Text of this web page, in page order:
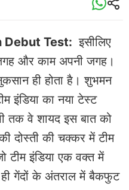
Debut Test: इसीलिए
और काम अपनी जगह।
ही होता है। शुभमन
इंडिया का नया टेस्ट
तक वे शायद इस बात को
दोस्ती की चक्कर में टीम
टीम इंडिया एक वक्त में
गेंदों के अंतराल में बैकफुट